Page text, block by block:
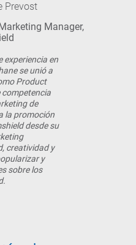
Prevost
Manager,
experiencia en
se unió a
Product
competencia
de
la promoción
desde su
creatividad y
y
sobre los